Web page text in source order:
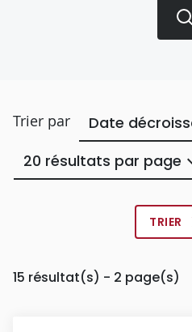
Trier par
Nombre
de
15 résultat(s) - 2 page(s)